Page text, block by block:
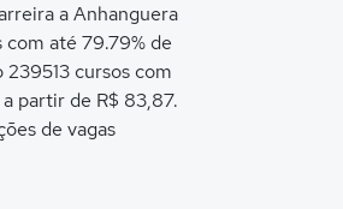
a Anhanguera
até 79.79% de
239513 cursos com
partir de R$ 83,87.
de vagas